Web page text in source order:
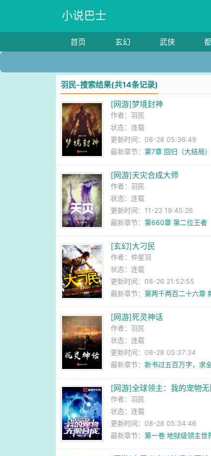
小说巴士
首页 玄幻 武侠
羽民-搜索结果(共14条记录)
[网游]梦境封神
作者：羽民
状态：连载
更新时间：08-28 05:36:49
最新章节：第7章 回归（大结局）
[网游]天灾合成大师
作者：羽民
状态：连载
更新时间：11-23 19:45:26
最新章节：第660章 第二位王者
[玄幻]大刁民
作者：仲星羽
状态：连载
更新时间：08-26 21:52:55
最新章节：第两千两百二十六章
[网游]死灵神话
作者：羽民
状态：连载
更新时间：08-28 05:37:34
最新章节：新书过五百万字，求全
[网游]全球领主：我的宠物
作者：羽民
状态：连载
更新时间：08-28 05:34:46
最新章节：第一卷 地狱级领主世